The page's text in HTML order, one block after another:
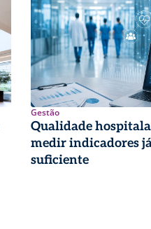
Gestão
Qualidade
medir indicadores
suficiente